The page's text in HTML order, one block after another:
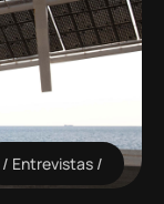
Entrevistas